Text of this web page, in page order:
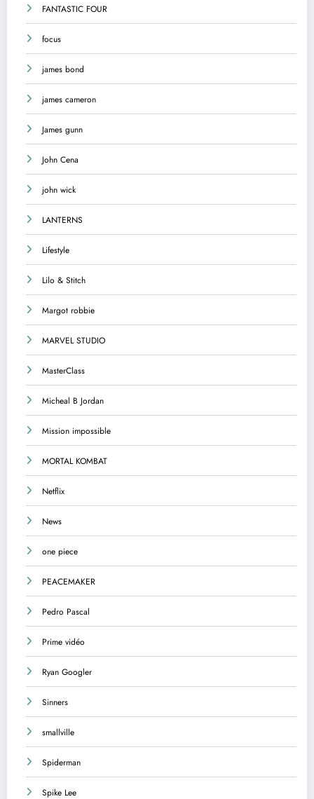
FANTASTIC FOUR
focus
james bond
james cameron
James gunn
John Cena
john wick
LANTERNS
Lifestyle
Lilo & Stitch
Margot robbie
MARVEL STUDIO
MasterClass
Micheal B Jordan
Mission impossible
MORTAL KOMBAT
Netflix
News
one piece
PEACEMAKER
Pedro Pascal
Prime vidéo
Ryan Googler
Sinners
smallville
Spiderman
Spike Lee